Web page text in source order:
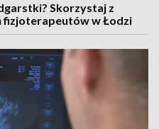
Skorzystaj z
fizjoterapeutów w Łodzi